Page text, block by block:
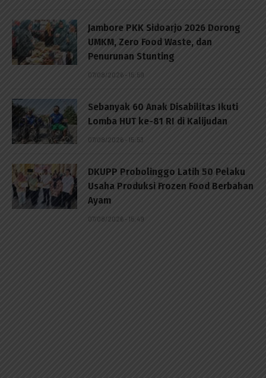
Jambore PKK Sidoarjo 2026 Dorong
UMKM, Zero Food Waste, dan
Penurunan Stunting
07/08/2026 - 15:59
Sebanyak 60 Anak Disabilitas Ikuti
Lomba HUT ke-81 RI di Kalijudan
07/08/2026 - 15:53
DKUPP Probolinggo Latih 50 Pelaku
Usaha Produksi Frozen Food Berbahan
Ayam
07/08/2026 - 15:49